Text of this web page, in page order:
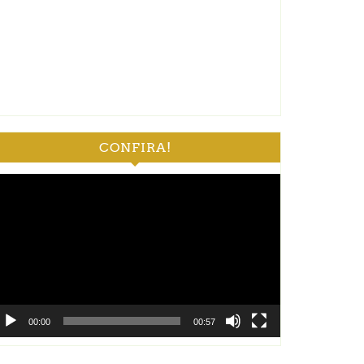
CONFIRA!
00:00 00:57